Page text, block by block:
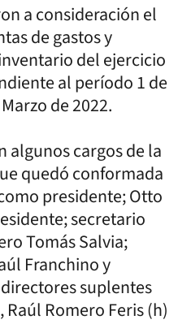
a consideración el
de gastos y
del ejercicio
al período 1 de
de 2022.
algunos cargos de la
quedó conformada
presidente; Otto
secretario
Tomás Salvia;
Franchino y
suplentes
Romero Feris (h)